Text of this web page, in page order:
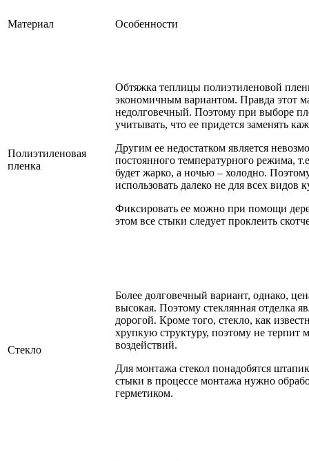
Материал Особенности
Полиэтиленовая
пленка
Обтяжка теплицы полиэтиленовой
экономичным вариантом. Правда этот
недолговечный. Поэтому при выборе
учитывать, что ее придется заменять
Другим ее недостатком является
постоянного температурного режима,
будет жарко, а ночью – холодно.
использовать далеко не для всех видов
Фиксировать ее можно при помощи
этом все стыки следует проклеить
Стекло
Более долговечный вариант, однако,
высокая. Поэтому стеклянная отделка
дорогой. Кроме того, стекло, как
хрупкую структуру, поэтому не терпит
воздействий.
Для монтажа стекол понадобятся
стыки в процессе монтажа нужно
герметиком.